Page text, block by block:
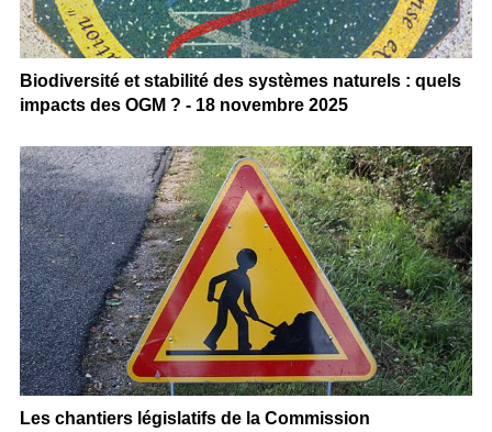
Biodiversité et stabilité des systèmes naturels : quels
impacts des OGM ? - 18 novembre 2025
Les chantiers législatifs de la Commission